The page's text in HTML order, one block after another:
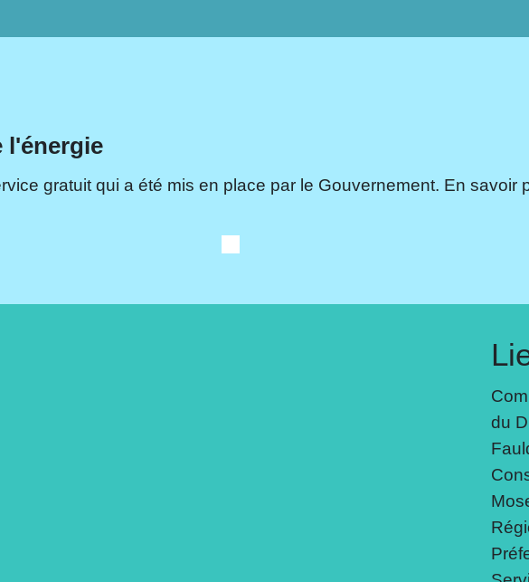
l'énergie
gratuit qui a été mis en place par le Gouvernement. En savoir
du